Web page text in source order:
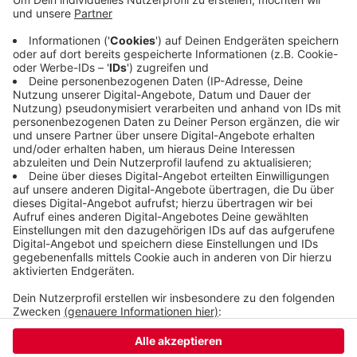
Lehrstellen frei. Die Zahl der Bewerberinnen und
Bewerber ist auch kleiner geworden, aber da ist
der Rückgang nicht so groß. Die Zahl sank auf gut
1.800 und 700 Jugendliche sind immer noch auf der
Suche.
Veröffentlicht:Donnerstag, 31.07.2025 16:21
Anzeige